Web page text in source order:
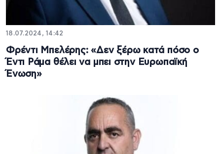
18.07.2024, 14:42
Φρέντι Μπελέρης: «Δεν ξέρω κατά πόσο ο
Έντι Ράμα θέλει να μπει στην Ευρωπαϊκή
Ένωση»